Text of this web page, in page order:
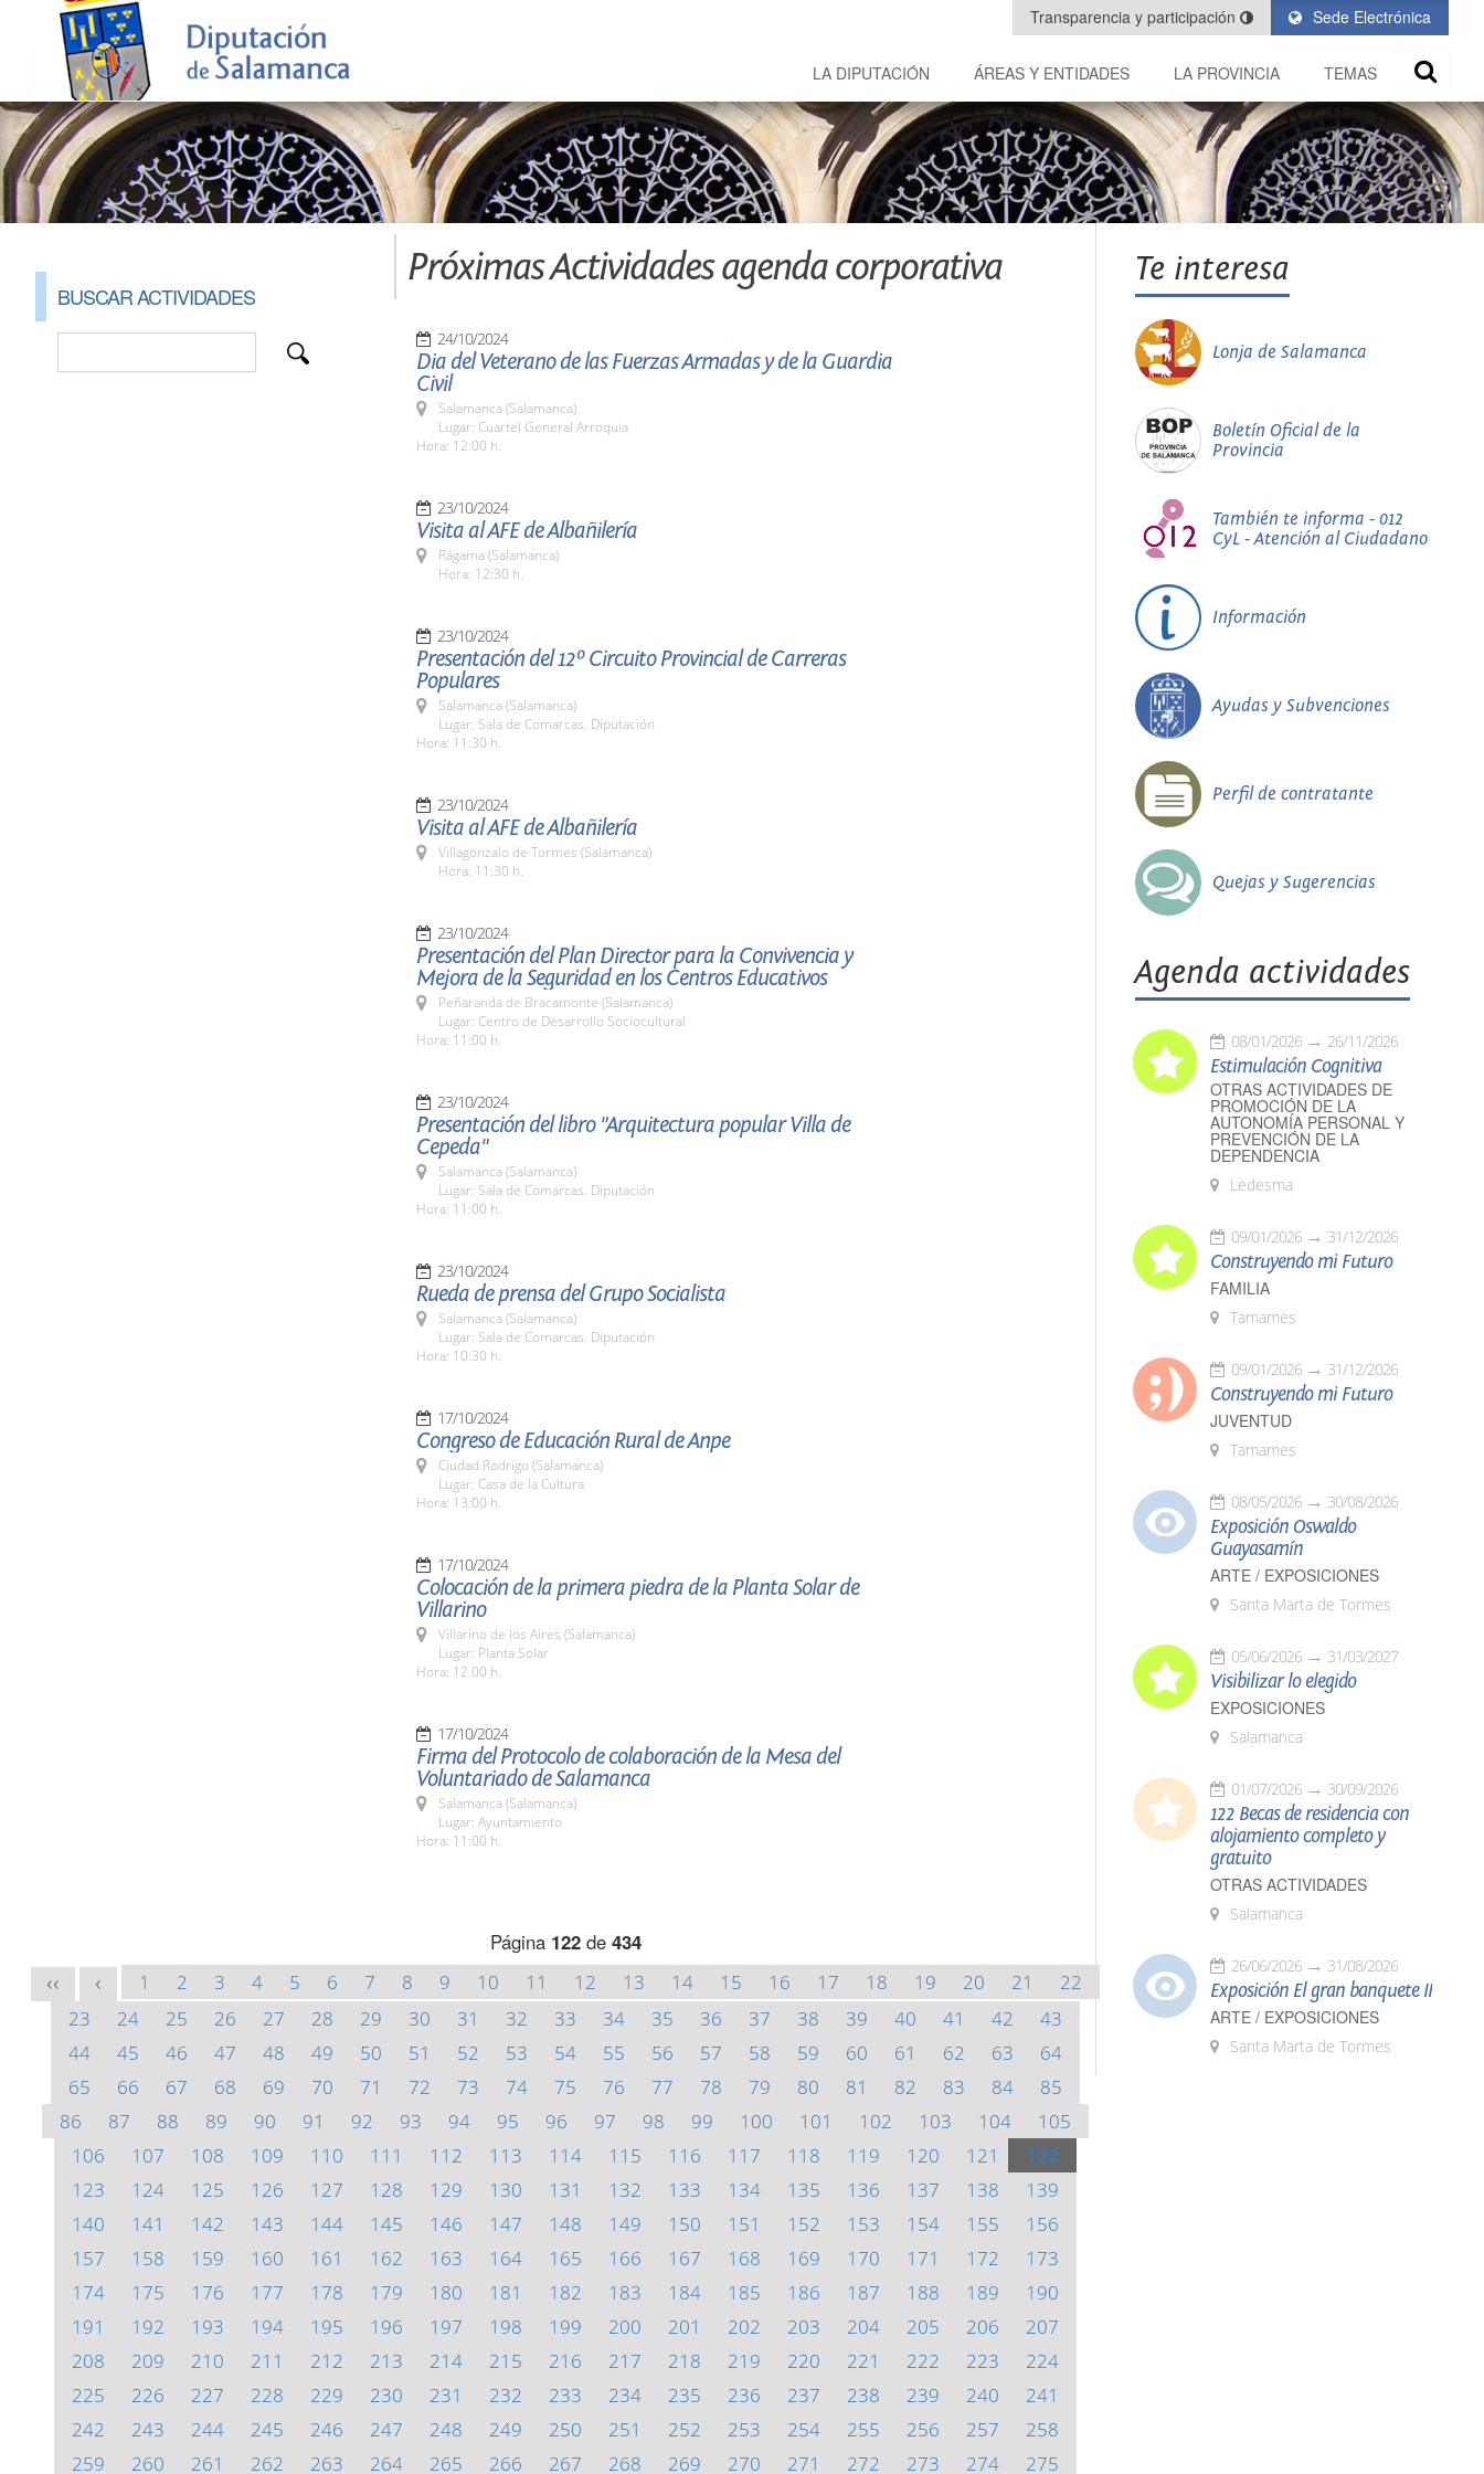
Sede Electrónica
Transparencia y participación
LA DIPUTACIÓN ÁREAS Y ENTIDADES LA PROVINCIA TEMAS
BUSCAR ACTIVIDADES
Próximas Actividades agenda corporativa
24/10/2024
Dia del Veterano de las Fuerzas Armadas y de la Guardia
Civil
Salamanca (Salamanca)
Lugar: Cuartel General Arroquia
Hora: 12:00 h.
23/10/2024
Visita al AFE de Albañilería
Rágama (Salamanca)
Hora: 12:30 h.
23/10/2024
Presentación del 12º Circuito Provincial de Carreras
Populares
Salamanca (Salamanca)
Lugar: Sala de Comarcas. Diputación
Hora: 11:30 h.
23/10/2024
Visita al AFE de Albañilería
Villagonzalo de Tormes (Salamanca)
Hora: 11:30 h.
23/10/2024
Presentación del Plan Director para la Convivencia y
Mejora de la Seguridad en los Centros Educativos
Peñaranda de Bracamonte (Salamanca)
Lugar: Centro de Desarrollo Sociocultural
Hora: 11:00 h.
23/10/2024
Presentación del libro "Arquitectura popular Villa de
Cepeda"
Salamanca (Salamanca)
Lugar: Sala de Comarcas. Diputación
Hora: 11:00 h.
23/10/2024
Rueda de prensa del Grupo Socialista
Salamanca (Salamanca)
Lugar: Sala de Comarcas. Diputación
Hora: 10:30 h.
17/10/2024
Congreso de Educación Rural de Anpe
Ciudad Rodrigo (Salamanca)
Lugar: Casa de la Cultura
Hora: 13:00 h.
17/10/2024
Colocación de la primera piedra de la Planta Solar de
Villarino
Villarino de los Aires (Salamanca)
Lugar: Planta Solar
Hora: 12.00 h.
17/10/2024
Firma del Protocolo de colaboración de la Mesa del
Voluntariado de Salamanca
Salamanca (Salamanca)
Lugar: Ayuntamiento
Hora: 11:00 h.
Página 122de 434
<< < 1 2 3 4 5 6 7 8 9 10 11 12 13 14 15 16 17 18 19 20 21
22
23
24 25 26 27 28 29 30 31 32 33 34 35 36 37 38 39 40 41 42
43
44
45 46 47 48 49 50 51 52 53 54 55 56 57 58 59 60 61 62 63
64
65
66 67 68 69 70 71 72 73 74 75 76 77 78 79 80 81 82 83 84
85
86
87 88 89 90 91 92 93 94 95 96 97 98 99 100 101 102 103 104
105
106
107 108 109 110 111 112 113 114 115 116 117 118 119 120 121
122
123
124 125 126 127 128 129 130 131 132 133 134 135 136 137 138
139
140
141 142 143 144 145 146 147 148 149 150 151 152 153 154 155
156
157
158 159 160 161 162 163 164 165 166 167 168 169 170 171 172
173
174
175 176 177 178 179 180 181 182 183 184 185 186 187 188 189
190
191
192 193 194 195 196 197 198 199 200 201 202 203 204 205 206
207
208
209 210 211 212 213 214 215 216 217 218 219 220 221 222 223
224
225
226 227 228 229 230 231 232 233 234 235 236 237 238 239 240
241
242
243 244 245 246 247 248 249 250 251 252 253 254 255 256 257
258
259
260 261 262 263 264 265 266 267 268 269 270 271 272 273 274 275
Te interesa
Lonja de Salamanca
Boletín Oficial de la
Provincia
También te informa - 012
CyL - Atención al Ciudadano
Información
Ayudas y Subvenciones
Perfil de contratante
Quejas y Sugerencias
Agenda actividades
08/01/2026 26/11/2026
Estimulación Cognitiva
OTRAS ACTIVIDADES DE
PROMOCIÓN DE LA
AUTONOMÍA PERSONAL Y
PREVENCIÓN DE LA
DEPENDENCIA
Ledesma
09/01/2026 31/12/2026
Construyendo mi Futuro
FAMILIA
Tamames
09/01/2026 31/12/2026
Construyendo mi Futuro
JUVENTUD
Tamames
08/05/2026 30/08/2026
Exposición Oswaldo
Guayasamín
ARTE / EXPOSICIONES
Santa Marta de Tormes
05/06/2026 31/03/2027
Visibilizar lo elegido
EXPOSICIONES
Salamanca
01/07/2026 30/09/2026
122 Becas de residencia con
alojamiento completo y
gratuito
OTRAS ACTIVIDADES
Salamanca
26/06/2026 31/08/2026
Exposición El gran banquete II
ARTE / EXPOSICIONES
Santa Marta de Tormes